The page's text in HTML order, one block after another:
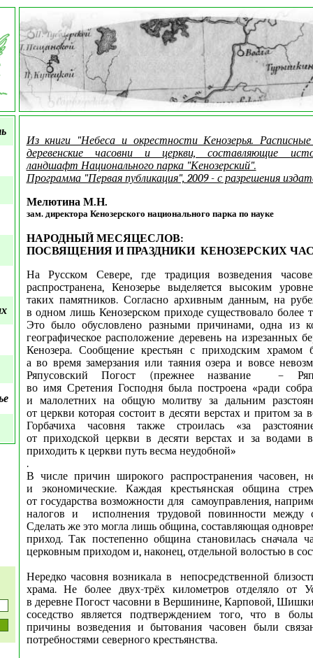
Из книги "Небеса и окрестности Кенозерья.
деревенские часовни и церкви, составляющие
ландшафт Национального парка "Кенозерский".
Программа "Первая публикация", 2009 - с разрешения
Мелютина М.Н.
зам. директора Кенозерского национального парка по науке
НАРОДНЫЙ МЕСЯЦЕСЛОВ:
ПОСВЯЩЕНИЯ И ПРАЗДНИКИ КЕНОЗЕРСКИХ
На Русском Севере, где традиция возведения
распространена, Кенозерье выделяется высоким
таких памятников. Согласно архивным данным, на
в одном лишь Кенозерском приходе существовало более
Это было обусловлено разными причинами, одна из
географическое расположение деревень на изрезанных
Кенозера. Сообщение крестьян с приходским храмом
а во время замерзания или таяния озера и вовсе
Ряпусовский Погост (прежнее название –
во имя Сретения Господня была построена «ради
и малолетних на общую молитву за дальним
от церкви которая состоит в десяти верстах и притом за
Горбачиха часовня также строилась «за
от приходской церкви в десяти верстах и за водами
приходить к церкви путь весма неудобной»
.
В числе причин широкого распространения часовен,
и экономические. Каждая крестьянская община
от государства возможности для самоуправления,
налогов и исполнения трудовой повинности между
Сделать же это могла лишь община, составляющая
приход. Так постепенно община становилась сначала
церковным приходом и, наконец, отдельной волостью в
Нередко часовня возникала в непосредственной
храма. Не более двух-трёх километров отделяло от
в деревне Погост часовни в Вершинине, Карповой,
соседство является подтверждением того, что в
причины возведения и бытования часовен были
потребностями северного крестьянства.